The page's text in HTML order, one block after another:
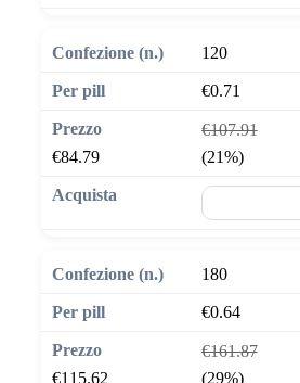
120
€0.71
€107.91
€84.79
(21%)
180
€0.64
€161.87
€115.62
(29%)